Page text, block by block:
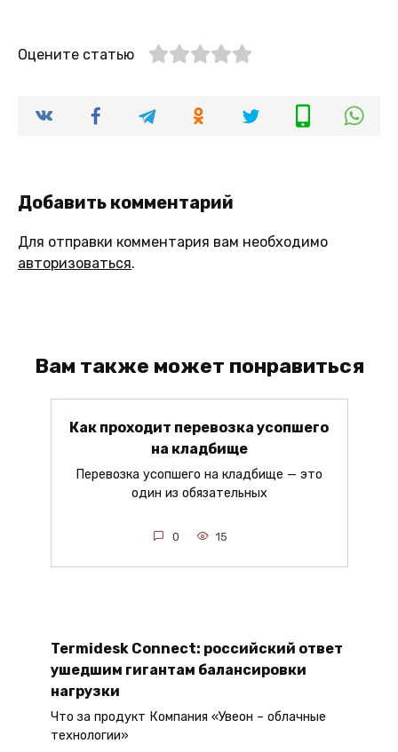
Оцените статью
Добавить комментарий
Для отправки комментария вам необходимо
авторизоваться.
Вам также может понравиться
Как проходит перевозка усопшего
на кладбище
Перевозка усопшего на кладбище — это
один из обязательных
0 15
Termidesk Connect: российский ответ
ушедшим гигантам балансировки
нагрузки
Что за продукт Компания «Увеон – облачные
технологии»